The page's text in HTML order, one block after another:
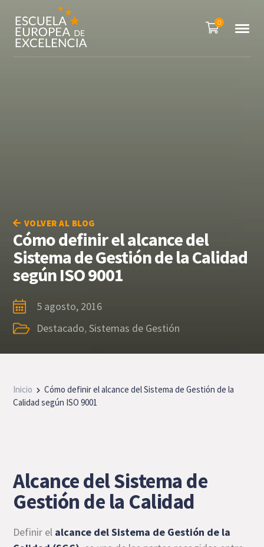
0
VOLVER AL BLOG
Cómo definir el alcance del
Sistema de Gestión de la Calidad
según ISO 9001
5 agosto, 2016
Destacado,Sistemas de Gestión
Inicio
Cómo definir el alcance del Sistema de Gestión de la
Calidad según ISO 9001
Alcance del Sistema de
Gestión de la Calidad
Definir el alcance del Sistema de Gestión de la